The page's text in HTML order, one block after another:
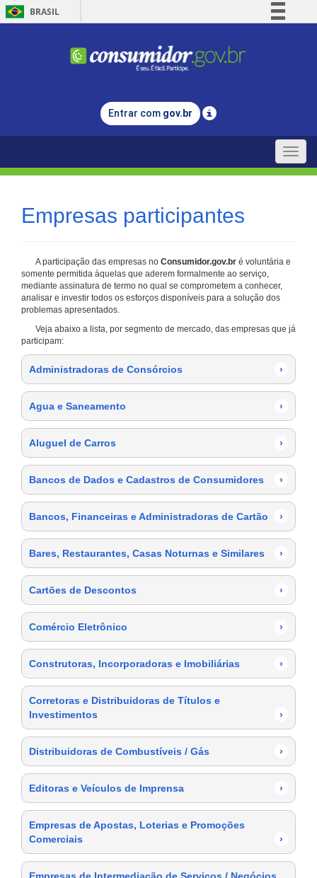
BRASIL
Comunica BR
Legislação
Entrar com gov.br
Toggle
Empresas participantes
A participação das empresas no Consumidor.gov.br é voluntária e
somente permitida àquelas que aderem formalmente ao serviço,
mediante assinatura de termo no qual se comprometem a conhecer,
analisar e investir todos os esforços disponíveis para a solução dos
problemas apresentados.
Veja abaixo a lista, por segmento de mercado, das empresas que já
participam:
Administradoras de Consórcios ›
Agua e Saneamento ›
Aluguel de Carros ›
Bancos de Dados e Cadastros de Consumidores ›
Bancos, Financeiras e Administradoras de Cartão ›
Bares, Restaurantes, Casas Noturnas e Similares ›
Cartões de Descontos ›
Comércio Eletrônico ›
Construtoras, Incorporadoras e Imobiliárias ›
Corretoras e Distribuidoras de Títulos e
Investimentos
›
Distribuidoras de Combustíveis / Gás ›
Editoras e Veículos de Imprensa ›
Empresas de Apostas, Loterias e Promoções
Comerciais
›